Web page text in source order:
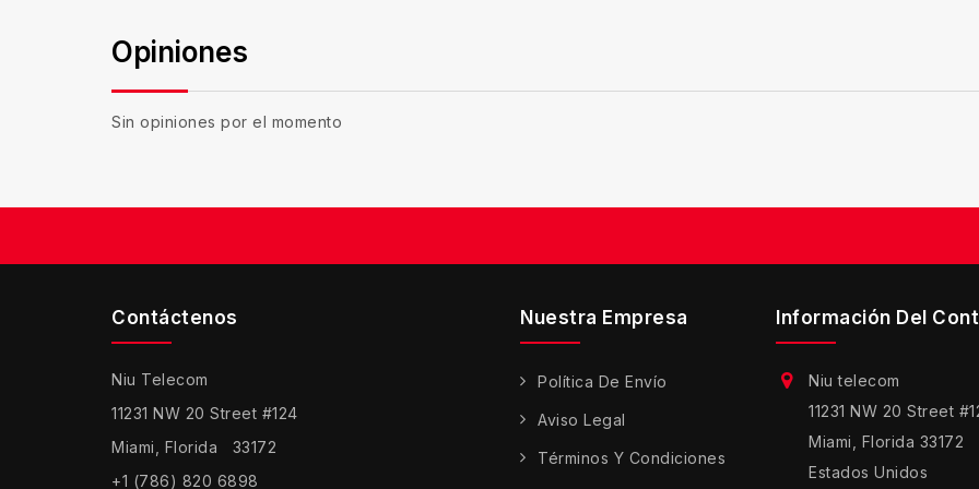
Opiniones
Sin opiniones por el momento
Contáctenos
Niu Telecom
11231 NW 20 Street #124
Miami, Florida 33172
+1 (786) 820 6898
Nuestra Empresa
Política De Envío
Aviso Legal
Términos Y Condiciones
Información Del
Niu telecom
11231 NW 20 Street
Miami, Florida 33172
Estados Unidos